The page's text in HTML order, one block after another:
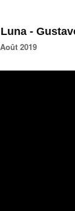
-
2019